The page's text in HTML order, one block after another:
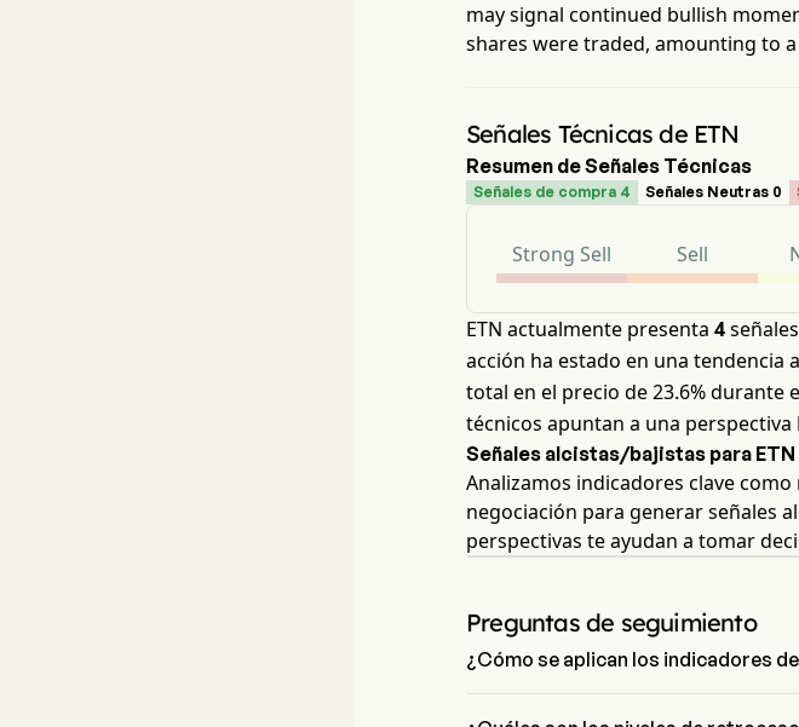
may signal continued bullish
shares were traded, amounting to
Señales Técnicas de ETN
Resumen de Señales Técnicas
Señales de compra 4 Señales Neutras 0
Strong Sell Sell
ETN actualmente presenta 4
acción ha estado en una tendencia
total en el precio de 23.6% durante
técnicos apuntan a una perspectiva
Señales alcistas/bajistas para ETN
Analizamos indicadores clave como
negociación para generar señales
perspectivas te ayudan a tomar
Preguntas de seguimiento
¿Cómo se aplican los indicadores
Buy. Eaton Corporation PLC tiene 4